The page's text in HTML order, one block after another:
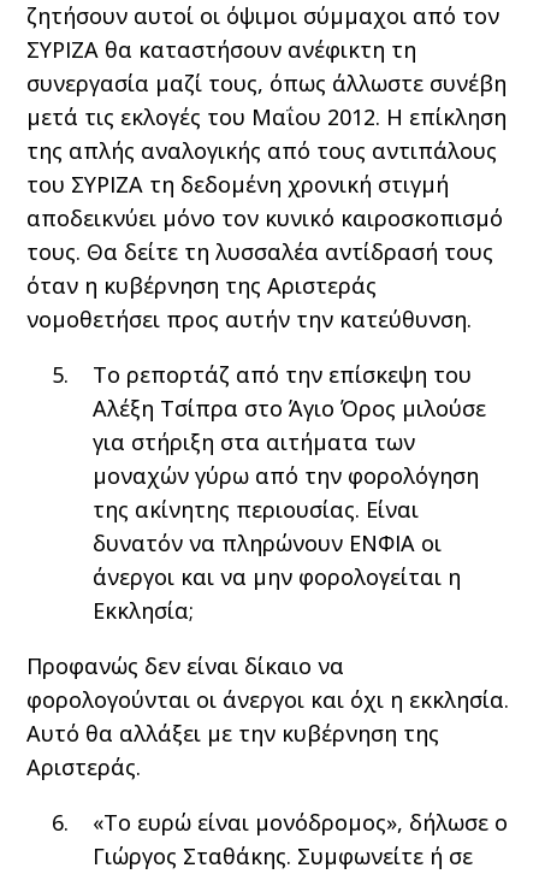
ζητήσουν αυτοί οι όψιμοι σύμμαχοι από τον
ΣΥΡΙΖΑ θα καταστήσουν ανέφικτη τη
συνεργασία μαζί τους, όπως άλλωστε συνέβη
μετά τις εκλογές του Μαΐου 2012. Η επίκληση
της απλής αναλογικής από τους αντιπάλους
του ΣΥΡΙΖΑ τη δεδομένη χρονική στιγμή
αποδεικνύει μόνο τον κυνικό καιροσκοπισμό
τους. Θα δείτε τη λυσσαλέα αντίδρασή τους
όταν η κυβέρνηση της Αριστεράς
νομοθετήσει προς αυτήν την κατεύθυνση.
Το ρεπορτάζ από την επίσκεψη του
Αλέξη Τσίπρα στο Άγιο Όρος μιλούσε
για στήριξη στα αιτήματα των
μοναχών γύρω από την φορολόγηση
της ακίνητης περιουσίας. Είναι
δυνατόν να πληρώνουν ΕΝΦΙΑ οι
άνεργοι και να μην φορολογείται η
Εκκλησία;
Προφανώς δεν είναι δίκαιο να
φορολογούνται οι άνεργοι και όχι η εκκλησία.
Αυτό θα αλλάξει με την κυβέρνηση της
Αριστεράς.
«Το ευρώ είναι μονόδρομος», δήλωσε ο
Γιώργος Σταθάκης. Συμφωνείτε ή σε